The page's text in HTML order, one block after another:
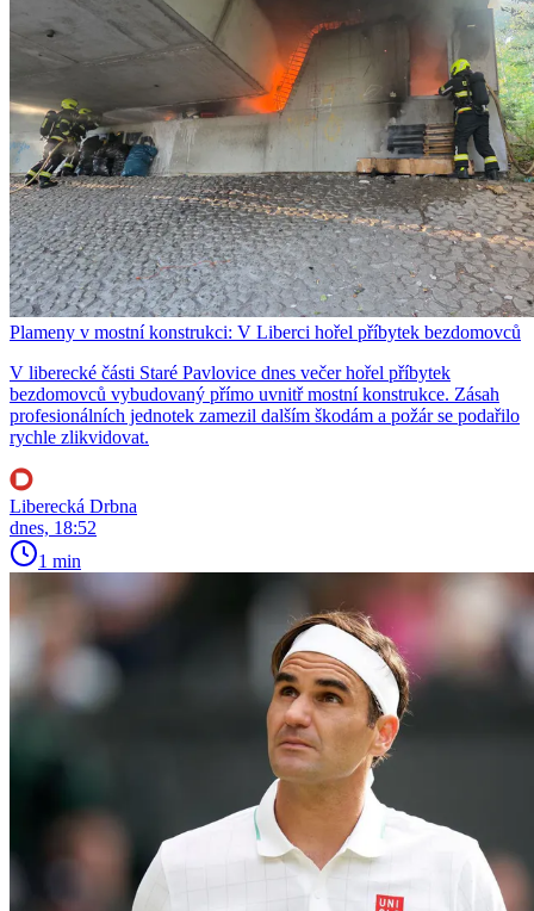
Plameny v mostní konstrukci: V Liberci hořel příbytek bezdomovců
V liberecké části Staré Pavlovice dnes večer hořel příbytek
bezdomovců vybudovaný přímo uvnitř mostní konstrukce. Zásah
profesionálních jednotek zamezil dalším škodám a požár se podařilo
rychle zlikvidovat.
Liberecká Drbna
dnes, 18:52
1 min